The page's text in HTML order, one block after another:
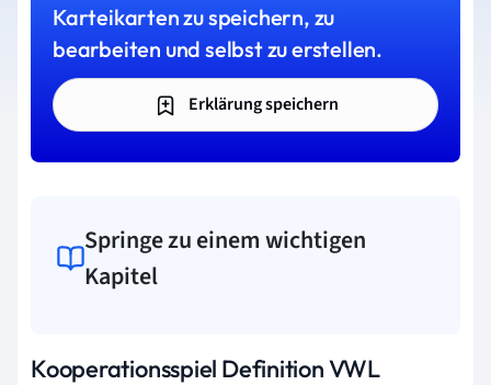
Karteikarten zu speichern, zu
bearbeiten und selbst zu erstellen.
Erklärung speichern
Springe zu einem wichtigen
Kapitel
Kooperationsspiel Definition VWL